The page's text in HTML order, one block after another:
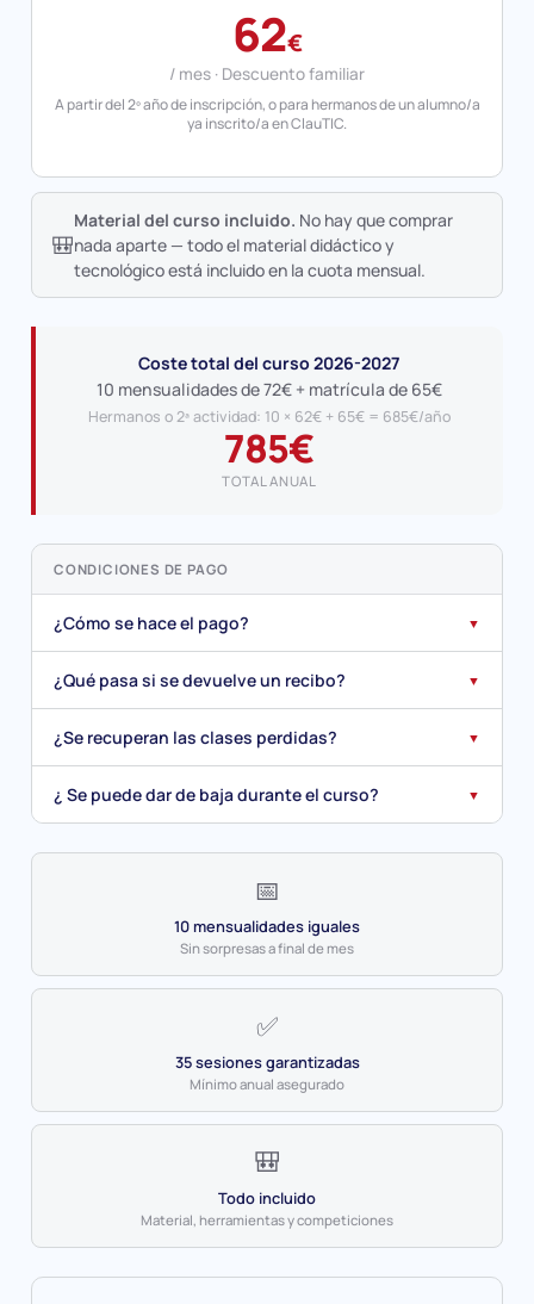
62€
/ mes · Descuento familiar
A partir del 2º año de inscripción, o para hermanos de un alumno/a
ya inscrito/a en ClauTIC.
🎒
Material del curso incluido. No hay que comprar
nada aparte — todo el material didáctico y
tecnológico está incluido en la cuota mensual.
Coste total del curso 2026-2027
10 mensualidades de 72€ + matrícula de 65€
Hermanos o 2ª actividad: 10 × 62€ + 65€ = 685€/año
785€
TOTAL ANUAL
CONDICIONES DE PAGO
¿Cómo se hace el pago? ▼
¿Qué pasa si se devuelve un recibo? ▼
¿Se recuperan las clases perdidas? ▼
¿ Se puede dar de baja durante el curso? ▼
📅
10 mensualidades iguales
Sin sorpresas a final de mes
✅
35 sesiones garantizadas
Mínimo anual asegurado
🎒
Todo incluido
Material, herramientas y competiciones